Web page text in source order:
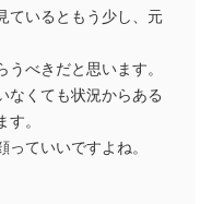
ているともう少し、元
べきだと思います。
なくても状況からある
。
ていいですよね。